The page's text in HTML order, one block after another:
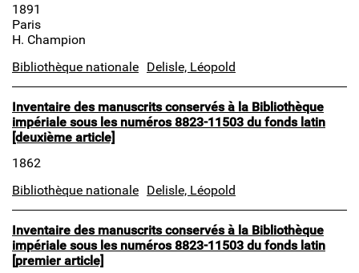
1891
Paris
H. Champion
Bibliothèque nationale Delisle, Léopold
Inventaire des manuscrits conservés à la Bibliothèque
impériale sous les numéros 8823-11503 du fonds latin
[deuxième article]
1862
Bibliothèque nationale Delisle, Léopold
Inventaire des manuscrits conservés à la Bibliothèque
impériale sous les numéros 8823-11503 du fonds latin
[premier article]